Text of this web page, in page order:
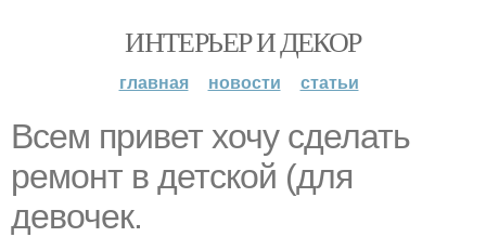
ИНТЕРЬЕР И ДЕКОР
главная новости статьи
Всем привет хочу сделать
ремонт в детской (для
девочек.